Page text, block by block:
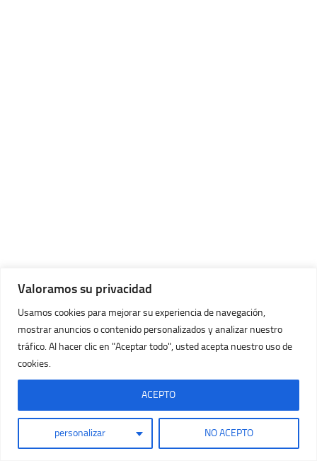
Valoramos su privacidad
Usamos cookies para mejorar su experiencia de navegación,
mostrar anuncios o contenido personalizados y analizar nuestro
tráfico. Al hacer clic en "Aceptar todo", usted acepta nuestro uso de
cookies.
personalizar NO ACEPTO
ACEPTO